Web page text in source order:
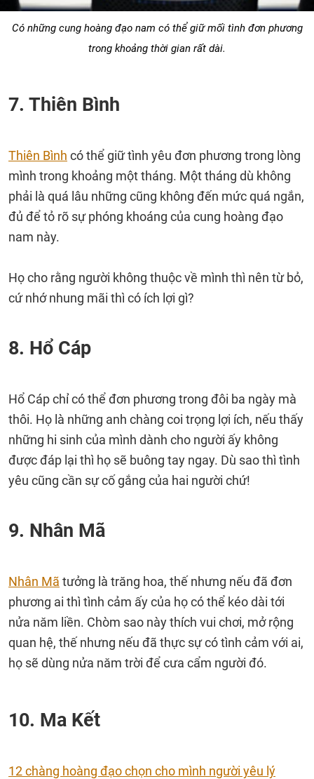
Có những cung hoàng đạo nam có thể giữ mối tình đơn phương
trong khoảng thời gian rất dài.
7. Thiên Bình
Thiên Bình có thể giữ tình yêu đơn phương trong lòng
mình trong khoảng một tháng. Một tháng dù không
phải là quá lâu những cũng không đến mức quá ngắn,
đủ để tỏ rõ sự phóng khoáng của cung hoàng đạo
nam này.
Họ cho rằng người không thuộc về mình thì nên từ bỏ,
cứ nhớ nhung mãi thì có ích lợi gì?
8. Hổ Cáp
Hổ Cáp chỉ có thể đơn phương trong đôi ba ngày mà
thôi. Họ là những anh chàng coi trọng lợi ích, nếu thấy
những hi sinh của mình dành cho người ấy không
được đáp lại thì họ sẽ buông tay ngay. Dù sao thì tình
yêu cũng cần sự cố gắng của hai người chứ!
9. Nhân Mã
Nhân Mã tưởng là trăng hoa, thế nhưng nếu đã đơn
phương ai thì tình cảm ấy của họ có thể kéo dài tới
nửa năm liền. Chòm sao này thích vui chơi, mở rộng
quan hệ, thế nhưng nếu đã thực sự có tình cảm với ai,
họ sẽ dùng nửa năm trời để cưa cẩm người đó.
10. Ma Kết
12 chàng hoàng đạo chọn cho mình người yêu lý